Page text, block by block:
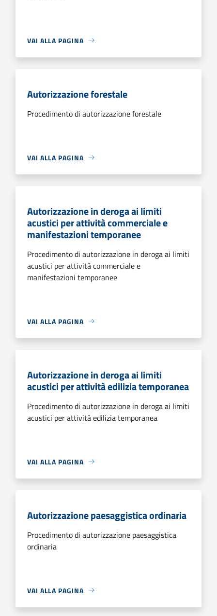
VAI ALLA PAGINA
Autorizzazione forestale
Procedimento di autorizzazione forestale
VAI ALLA PAGINA
Autorizzazione in deroga ai limiti
acustici per attività commerciale e
manifestazioni temporanee
Procedimento di autorizzazione in deroga ai limiti
acustici per attività commerciale e
manifestazioni temporanee
VAI ALLA PAGINA
Autorizzazione in deroga ai limiti
acustici per attività edilizia temporanea
Procedimento di autorizzazione in deroga ai limiti
acustici per attività edilizia temporanea
VAI ALLA PAGINA
Autorizzazione paesaggistica ordinaria
Procedimento di autorizzazione paesaggistica
ordinaria
VAI ALLA PAGINA